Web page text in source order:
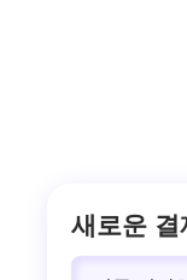
새로운